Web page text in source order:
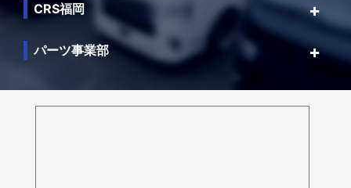
CRS福岡
パーツ事業部